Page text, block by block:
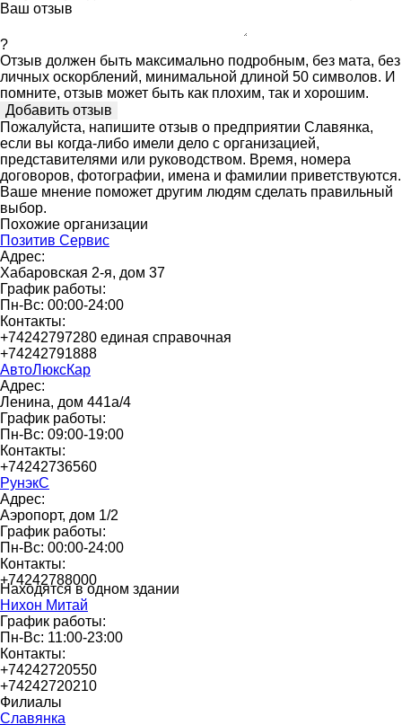
Ваш отзыв
?
Отзыв должен быть максимально подробным, без мата, без
личных оскорблений, минимальной длиной 50 символов. И
помните, отзыв может быть как плохим, так и хорошим.
Пожалуйста, напишите отзыв о предприятии Славянка,
если вы когда-либо имели дело с организацией,
представителями или руководством. Время, номера
договоров, фотографии, имена и фамилии приветствуются.
Ваше мнение поможет другим людям сделать правильный
выбор.
Похожие организации
Позитив Сервис
Адрес:
Хабаровская 2-я, дом 37
График работы:
Пн-Вс: 00:00-24:00
Контакты:
+74242797280 единая справочная
+74242791888
АвтоЛюксКар
Адрес:
Ленина, дом 441а/4
График работы:
Пн-Вс: 09:00-19:00
Контакты:
+74242736560
РунэкС
Адрес:
Аэропорт, дом 1/2
График работы:
Пн-Вс: 00:00-24:00
Контакты:
+74242788000
Находятся в одном здании
Нихон Митай
График работы:
Пн-Вс: 11:00-23:00
Контакты:
+74242720550
+74242720210
Филиалы
Славянка